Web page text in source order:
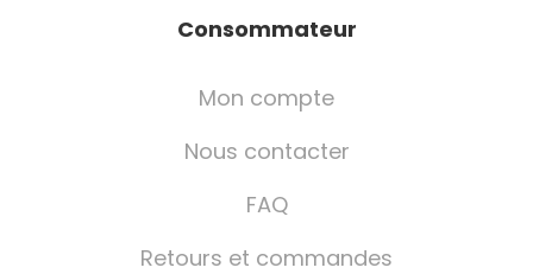
Consommateur
Mon compte
Nous contacter
FAQ
Retours et commandes